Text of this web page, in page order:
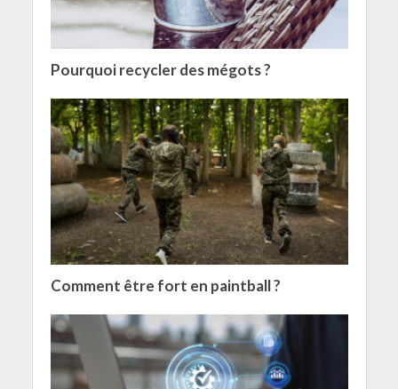
Pourquoi recycler des mégots ?
Comment être fort en paintball ?